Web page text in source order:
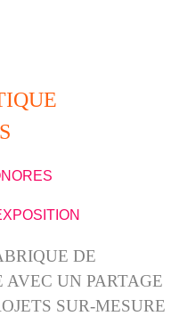
DE
UN PARTAGE
SUR-MESURE